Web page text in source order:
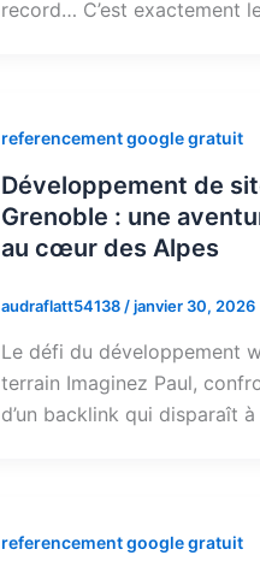
record… C’est exactement
referencement google gratuit
Développement de
Grenoble : une
au cœur des Alpes
audraflatt54138 /janvier 30, 2026
Le défi du développement
terrain Imaginez Paul,
d’un backlink qui disparaît à
referencement google gratuit